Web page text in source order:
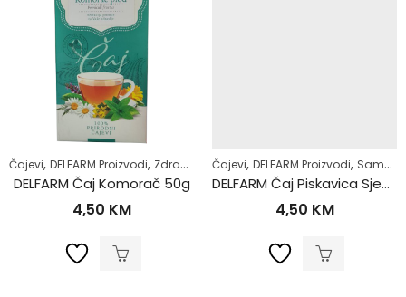
,Samoliječenje, Zdrav život
Čajevi, DELFARM Proizvodi, Zdrav život
DELFARM Čaj Komorač 50g
4,50 KM
Čajevi, DELFARM Proizvodi, Samoliječenje
DELFARM Čaj Piskavica Sjeme 50g
4,50 KM